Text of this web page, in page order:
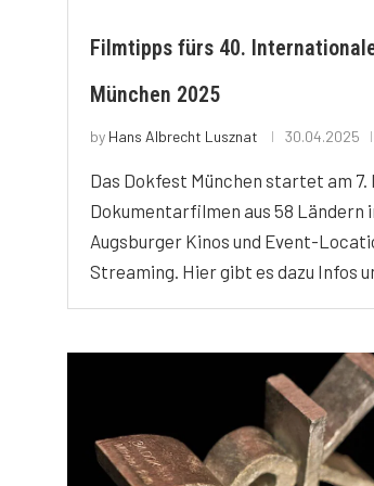
Filmtipps fürs 40.
München 2025
by Hans Albrecht Lusznat 30.04.2025
Das Dokfest München startet am 7.
Dokumentarfilmen aus 58 Ländern
Augsburger Kinos und Event-
Streaming. Hier gibt es dazu Infos